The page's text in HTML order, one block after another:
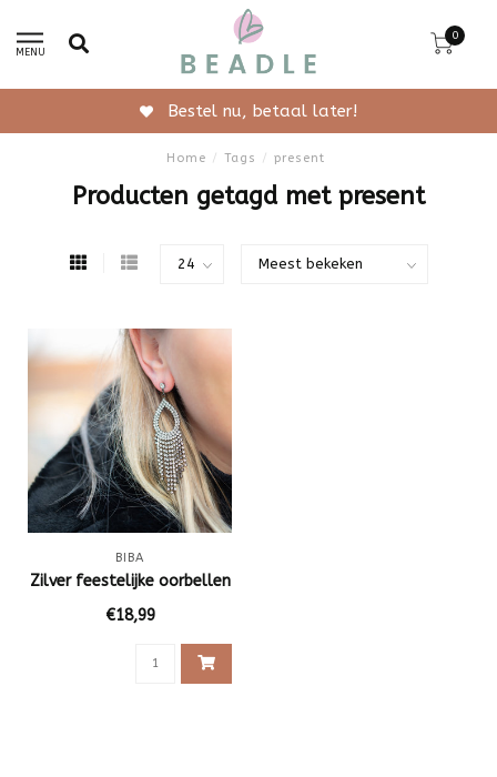
MENU
0
Bestel nu, betaal later!
Home / Tags / present
Producten getagd met present
BIBA
Zilver feestelijke oorbellen
€18,99